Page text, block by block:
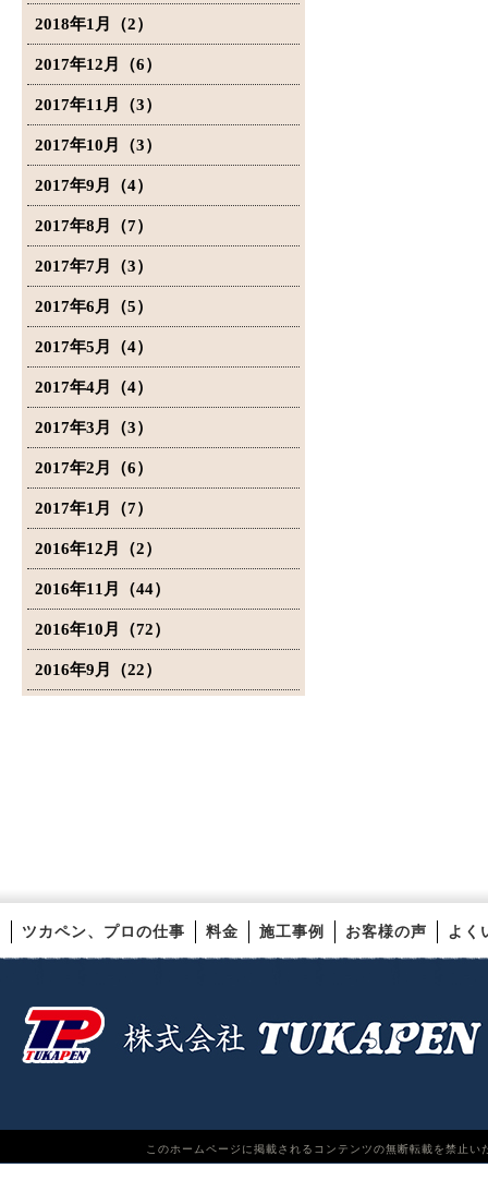
2018年1月（2）
2017年12月（6）
2017年11月（3）
2017年10月（3）
2017年9月（4）
2017年8月（7）
2017年7月（3）
2017年6月（5）
2017年5月（4）
2017年4月（4）
2017年3月（3）
2017年2月（6）
2017年1月（7）
2016年12月（2）
2016年11月（44）
2016年10月（72）
2016年9月（22）
ツカペン、プロの仕事 料金 施工事例 お客様の声 よく
このホームページに掲載されるコンテンツの無断転載を禁